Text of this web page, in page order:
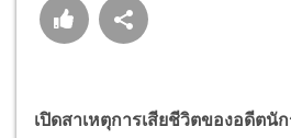
เปิดสาเหตุการเสียชีวิตของอดีตนั